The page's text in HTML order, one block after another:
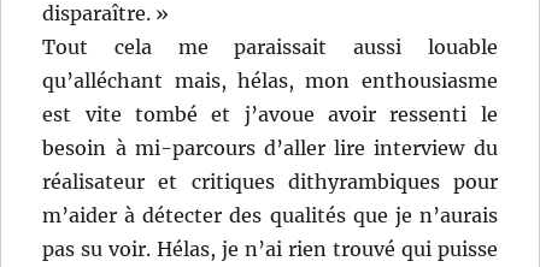
disparaître. »
Tout cela me paraissait aussi louable
qu’alléchant mais, hélas, mon enthousiasme
est vite tombé et j’avoue avoir ressenti le
besoin à mi-parcours d’aller lire interview du
réalisateur et critiques dithyrambiques pour
m’aider à détecter des qualités que je n’aurais
pas su voir. Hélas, je n’ai rien trouvé qui puisse